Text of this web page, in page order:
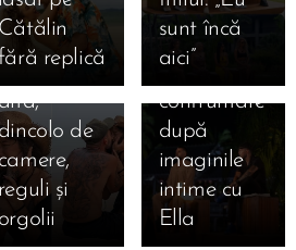
Cătălin
fără replică
sunt încă
aici” 🔥
și Cristi
una spre
de
reguli și
orgolii
exploziv:
Andrei vs.
Teo, prima
confruntare
după
imaginile
intime cu
Ella 🔥